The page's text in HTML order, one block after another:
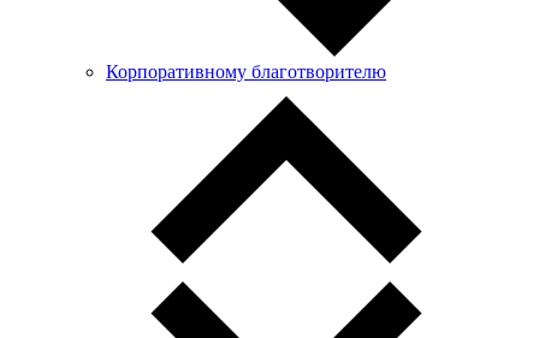
Корпоративному благотворителю